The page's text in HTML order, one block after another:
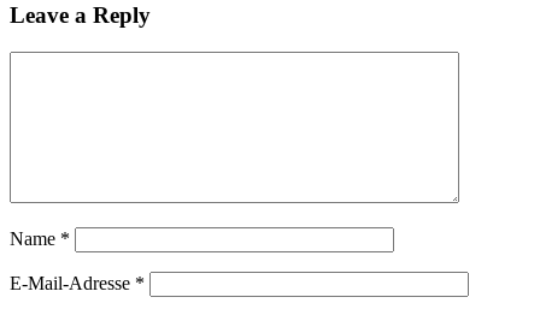
Leave a Reply
Name *
E-Mail-Adresse *